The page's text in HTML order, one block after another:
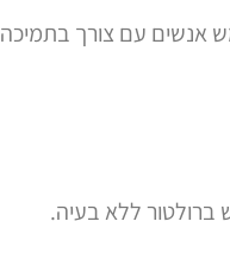
אנשים עם צורך בתמיכה
ברולטור ללא בעיה.